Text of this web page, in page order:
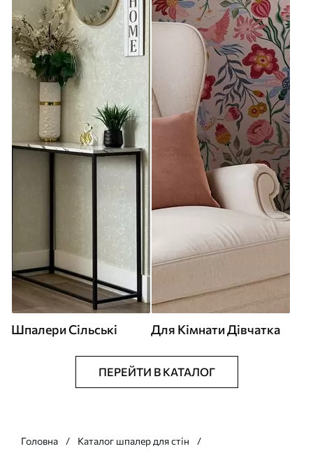
Шпалери Сільські Для Кімнати Дівчатка
ПЕРЕЙТИ В КАТАЛОГ
Головна
Каталог шпалер для стін